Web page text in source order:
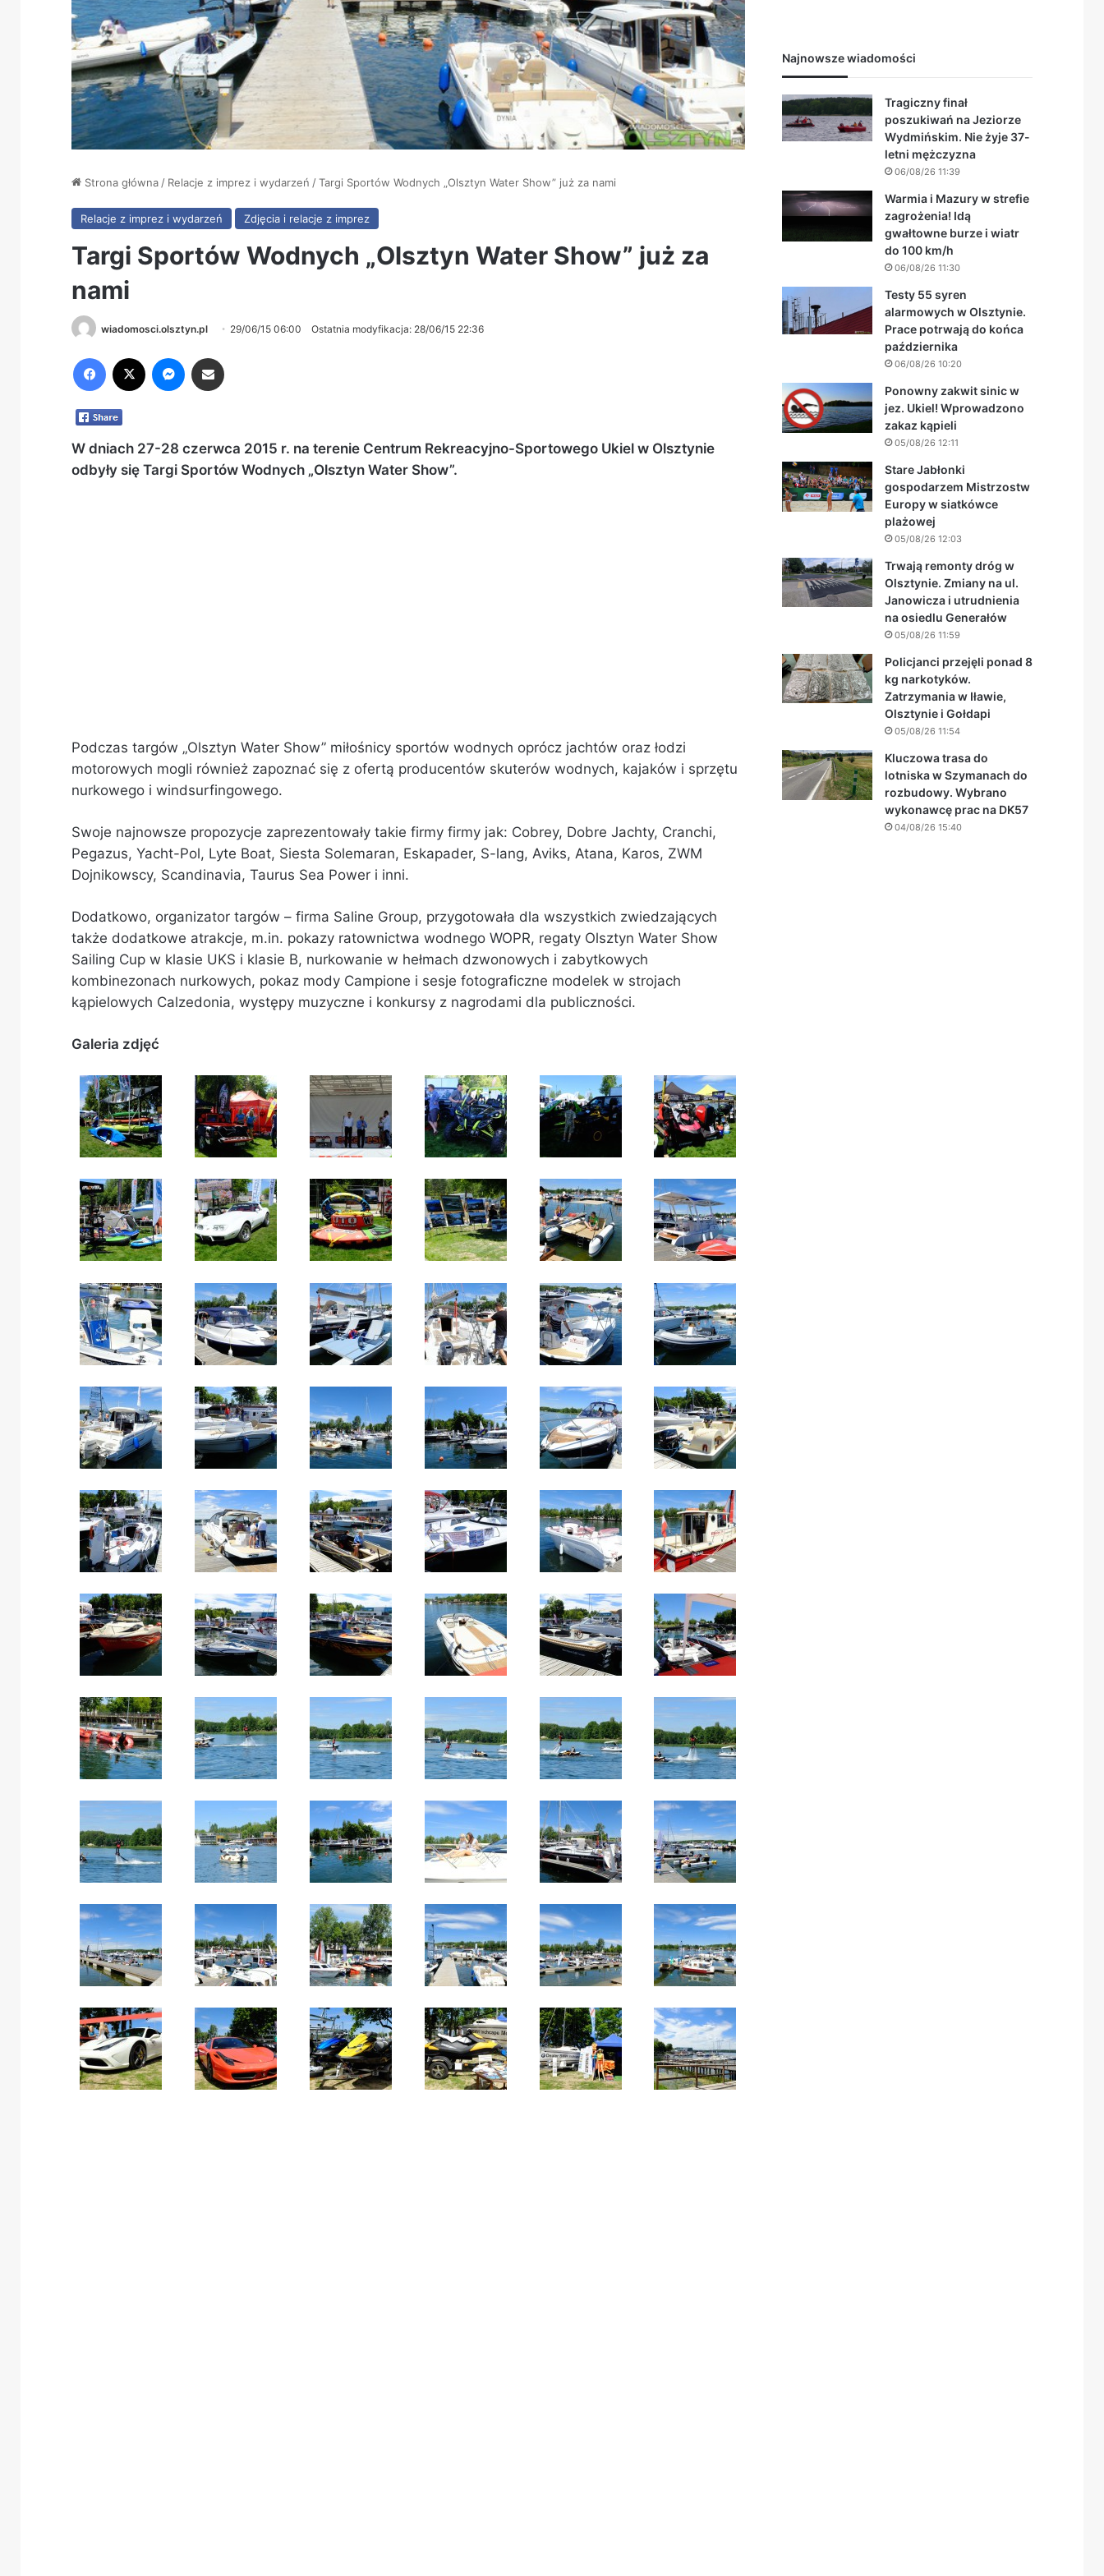
Strona główna / Relacje z imprez i wydarzeń /Targi Sportów Wodnych „Olsztyn Water Show” już za nami
Relacje z imprez i wydarzeń Zdjęcia i relacje z imprez
Targi Sportów Wodnych „Olsztyn Water Show” już za
nami
wiadomosci.olsztyn.pl 29/06/15 06:00 Ostatnia modyfikacja: 28/06/15 22:36
W dniach 27-28 czerwca 2015 r. na terenie Centrum Rekreacyjno-Sportowego Ukiel w Olsztynie
odbyły się Targi Sportów Wodnych „Olsztyn Water Show”.
Podczas targów „Olsztyn Water Show” miłośnicy sportów wodnych oprócz jachtów oraz łodzi
motorowych mogli również zapoznać się z ofertą producentów skuterów wodnych, kajaków i sprzętu
nurkowego i windsurfingowego.
Swoje najnowsze propozycje zaprezentowały takie firmy firmy jak: Cobrey, Dobre Jachty, Cranchi,
Pegazus, Yacht-Pol, Lyte Boat, Siesta Solemaran, Eskapader, S-lang, Aviks, Atana, Karos, ZWM
Dojnikowscy, Scandinavia, Taurus Sea Power i inni.
Dodatkowo, organizator targów – firma Saline Group, przygotowała dla wszystkich zwiedzających
także dodatkowe atrakcje, m.in. pokazy ratownictwa wodnego WOPR, regaty Olsztyn Water Show
Sailing Cup w klasie UKS i klasie B, nurkowanie w hełmach dzwonowych i zabytkowych
kombinezonach nurkowych, pokaz mody Campione i sesje fotograficzne modelek w strojach
kąpielowych Calzedonia, występy muzyczne i konkursy z nagrodami dla publiczności.
Galeria zdjęć
Najnowsze wiadomości
Tragiczny finał
poszukiwań na Jeziorze
Wydmińskim. Nie żyje 37-
letni mężczyzna
06/08/26 11:39
Warmia i Mazury w strefie
zagrożenia! Idą
gwałtowne burze i wiatr
do 100 km/h
06/08/26 11:30
Testy 55 syren
alarmowych w Olsztynie.
Prace potrwają do końca
października
06/08/26 10:20
Ponowny zakwit sinic w
jez. Ukiel! Wprowadzono
zakaz kąpieli
05/08/26 12:11
Stare Jabłonki
gospodarzem Mistrzostw
Europy w siatkówce
plażowej
05/08/26 12:03
Trwają remonty dróg w
Olsztynie. Zmiany na ul.
Janowicza i utrudnienia
na osiedlu Generałów
05/08/26 11:59
Policjanci przejęli ponad 8
kg narkotyków.
Zatrzymania w Iławie,
Olsztynie i Gołdapi
05/08/26 11:54
Kluczowa trasa do
lotniska w Szymanach do
rozbudowy. Wybrano
wykonawcę prac na DK57
04/08/26 15:40